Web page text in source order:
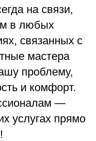
на связи,
в любых
связанных с
мастера
проблему,
и комфорт.
—
услугах прямо